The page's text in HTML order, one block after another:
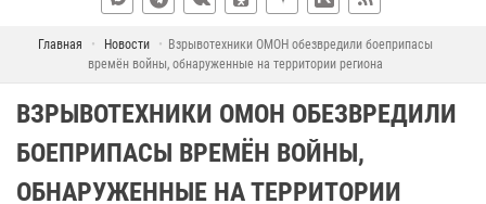
Главная Новости
Взрывотехники ОМОН обезвредили боеприпасы
времён войны, обнаруженные на территории региона
ВЗРЫВОТЕХНИКИ ОМОН ОБЕЗВРЕДИЛИ
БОЕПРИПАСЫ ВРЕМЁН ВОЙНЫ,
ОБНАРУЖЕННЫЕ НА ТЕРРИТОРИИ